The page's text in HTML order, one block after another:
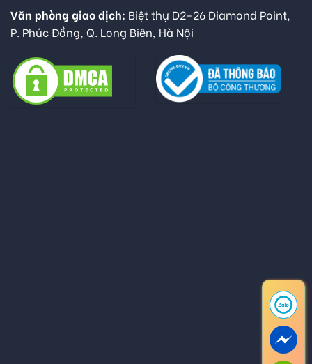
Văn phòng giao dịch: Biệt thự D2-26 Diamond Point,
P. Phúc Đồng, Q. Long Biên, Hà Nội